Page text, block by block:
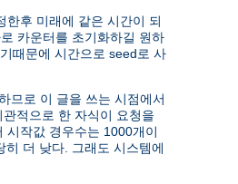
후 미래에 같은 시간이 되
카운터를 초기화하길 원하
때문에 시간으로 seed로 사
므로 이 글을 쓰는 시점에서
적으로 한 자식이 요청을
시작값 경우수는 1000개이
더 낮다. 그래도 시스템에